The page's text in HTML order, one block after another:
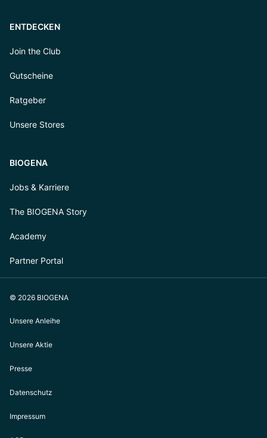
ENTDECKEN
Join the Club
Gutscheine
Ratgeber
Unsere Stores
BIOGENA
Jobs & Karriere
The BIOGENA Story
Academy
Partner Portal
© 2026 BIOGENA
Unsere Anleihe
Unsere Aktie
Presse
Datenschutz
Impressum